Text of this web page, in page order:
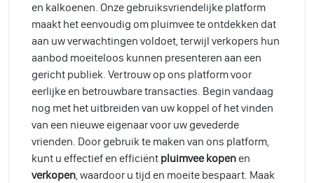
en kalkoenen. Onze gebruiksvriendelijke platform
maakt het eenvoudig om pluimvee te ontdekken dat
aan uw verwachtingen voldoet, terwijl verkopers hun
aanbod moeiteloos kunnen presenteren aan een
gericht publiek. Vertrouw op ons platform voor
eerlijke en betrouwbare transacties. Begin vandaag
nog met het uitbreiden van uw koppel of het vinden
van een nieuwe eigenaar voor uw gevederde
vrienden. Door gebruik te maken van ons platform,
kunt u effectief en efficiënt pluimvee kopen en
verkopen, waardoor u tijd en moeite bespaart. Maak